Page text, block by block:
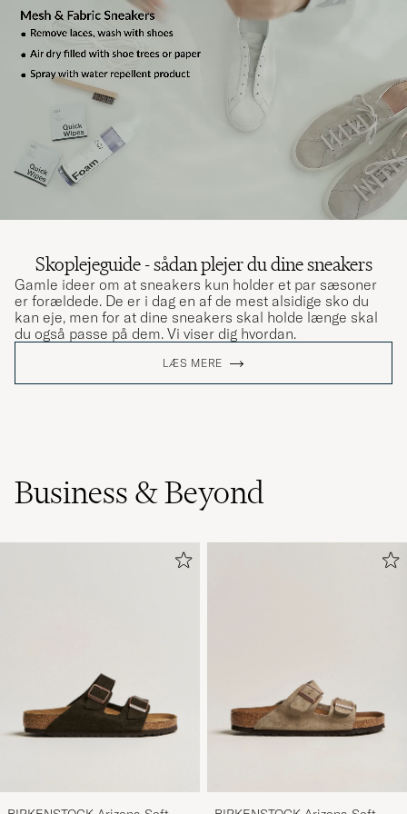
Skoplejeguide - sådan plejer du dine sneakers
Gamle ideer om at sneakers kun holder et par sæsoner
er forældede. De er i dag en af de mest alsidige sko du
kan eje, men for at dine sneakers skal holde længe skal
du også passe på dem. Vi viser dig hvordan.
LÆS MERE
Business & Beyond